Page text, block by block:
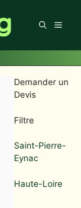
Menu
Demander un
Devis
Filtre
Saint-Pierre-
Eynac
Haute-Loire